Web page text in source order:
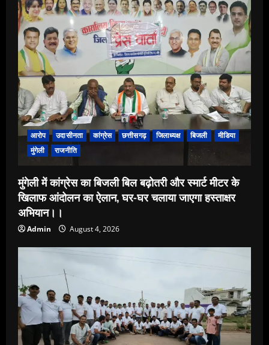
आरोप उदासीनता कांग्रेस छत्तीसगढ़ जिलाध्यक्ष बिजली
मीडिया
मुंगेली
राजनीति
मुंगेली में कांग्रेस का बिजली बिल बढ़ोतरी और स्मार्ट मीटर के
खिलाफ आंदोलन का ऐलान, घर-घर चलाया जाएगा हस्ताक्षर
अभियान।।
Admin August 4, 2026